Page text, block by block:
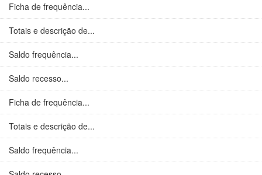
Ficha de frequência...
Totais e descrição de...
Saldo frequência...
Saldo recesso...
Ficha de frequência...
Totais e descrição de...
Saldo frequência...